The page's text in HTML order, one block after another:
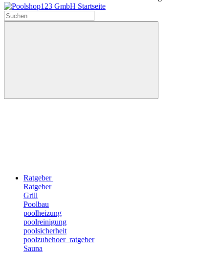
Ratgeber
Ratgeber
Grill
Poolbau
poolheizung
poolreinigung
poolsicherheit
poolzubehoer_ratgeber
Sauna